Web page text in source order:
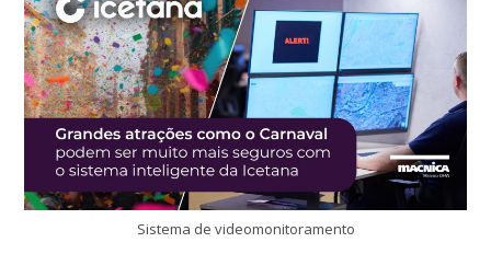
Sistema de videomonitoramento